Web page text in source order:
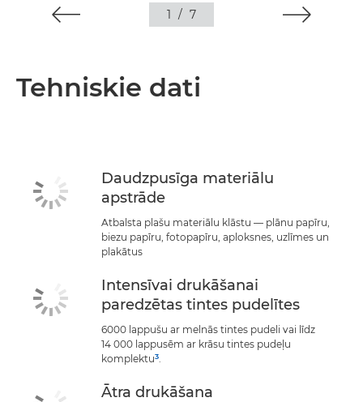
1 / 7
Tehniskie dati
Daudzpusīga materiālu
apstrāde
Atbalsta plašu materiālu klāstu — plānu papīru,
biezu papīru, fotopapīru, aploksnes, uzlīmes un
plakātus
Intensīvai drukāšanai
paredzētas tintes pudelītes
6000 lappušu ar melnās tintes pudeli vai līdz
14 000 lappusēm ar krāsu tintes pudeļu
komplektu3.
Ātra drukāšana